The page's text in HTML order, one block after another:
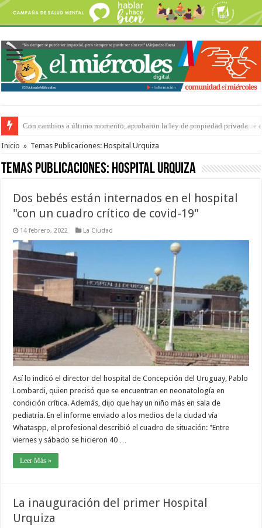
Adopción en Entre Ríos: el 35% de los 90 niños, niñas y adolescentes que
Inicio » Temas Publicaciones: Hospital Urquiza
Temas Publicaciones: Hospital Urquiza
Dos bebés están internados en el hospital
"con un cuadro crítico de covid-19"
14 febrero, 2022 La Ciudad
Así lo indicó el director del hospital de Concepción del Uruguay, Pablo
Lombardi, quien precisó que se encuentran en neonatología en
condición crítica. Además, dijo que hay un niño más en sala de
pediatría. En el informe enviado a los medios de la ciudad vía
Whataspp, el profesional describió el cuadro de situación: "Entre
viernes y sábado se hicieron 40 …
Leer Más »
La inauguración del primer Hospital
Urquiza